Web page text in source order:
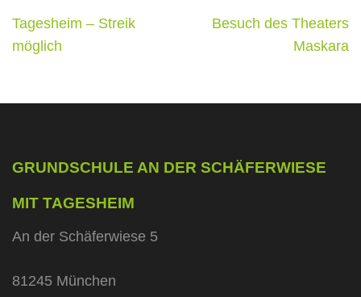
Beitragsnavigation
Tagesheim – Streik
möglich
Besuch des Theaters
Maskara
GRUNDSCHULE AN DER SCHÄFERWIESE
MIT TAGESHEIM
An der Schäferwiese 5
81245 München